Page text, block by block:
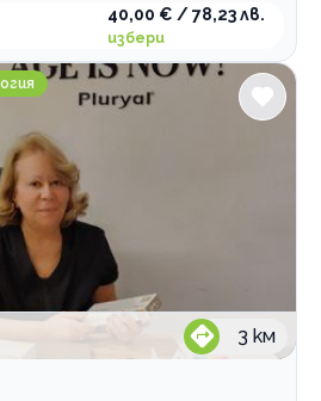
40,00 € / 78,23 лв.
избери
3 км